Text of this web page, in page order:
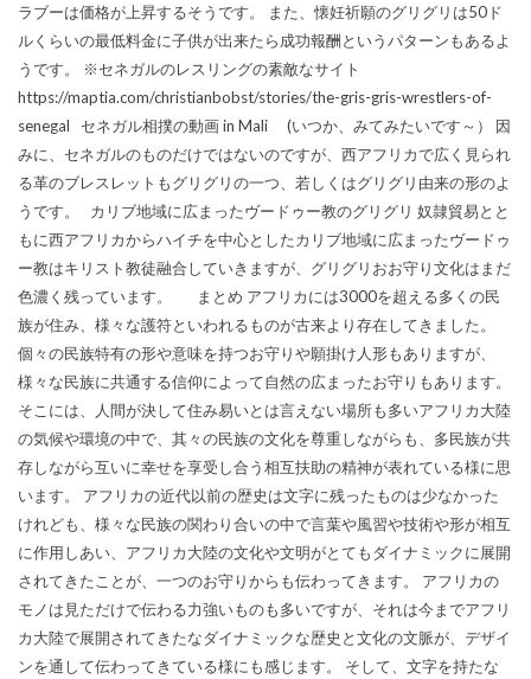
ラブーは価格が上昇するそうです。 また、懐妊祈願のグリグリは50ド
ルくらいの最低料金に子供が出来たら成功報酬というパターンもあるよ
うです。 ※セネガルのレスリングの素敵なサイト
https://maptia.com/christianbobst/stories/the-gris-gris-wrestlers-of-
senegal セネガル相撲の動画 in Mali (いつか、みてみたいです～） 因
みに、セネガルのものだけではないのですが、西アフリカで広く見られ
る革のブレスレットもグリグリの一つ、若しくはグリグリ由来の形のよ
うです。 カリブ地域に広まったヴードゥー教のグリグリ 奴隷貿易とと
もに西アフリカからハイチを中心としたカリブ地域に広まったヴードゥ
ー教はキリスト教徒融合していきますが、グリグリおお守り文化はまだ
色濃く残っています。 まとめ アフリカには3000を超える多くの民
族が住み、様々な護符といわれるものが古来より存在してきました。
個々の民族特有の形や意味を持つお守りや願掛け人形もありますが、
様々な民族に共通する信仰によって自然の広まったお守りもあります。
そこには、人間が決して住み易いとは言えない場所も多いアフリカ大陸
の気候や環境の中で、其々の民族の文化を尊重しながらも、多民族が共
存しながら互いに幸せを享受し合う相互扶助の精神が表れている様に思
います。 アフリカの近代以前の歴史は文字に残ったものは少なかった
けれども、様々な民族の関わり合いの中で言葉や風習や技術や形が相互
に作用しあい、アフリカ大陸の文化や文明がとてもダイナミックに展開
されてきたことが、一つのお守りからも伝わってきます。 アフリカの
モノは見ただけで伝わる力強いものも多いですが、それは今までアフリ
カ大陸で展開されてきたなダイナミックな歴史と文化の文脈が、デザイ
ンを通して伝わってきている様にも感じます。 そして、文字を持たな